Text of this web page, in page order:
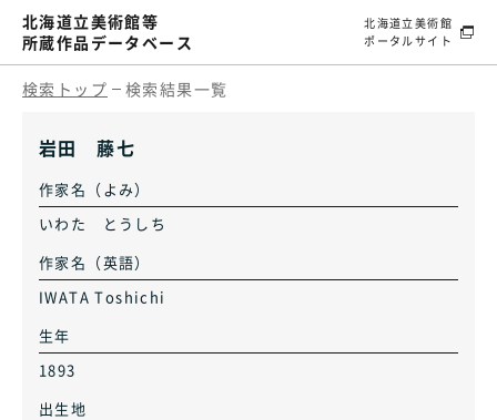
北海道立美術館等
所蔵作品データベース
北海道立美術館
ポータルサイト
検索トップ 検索結果一覧
岩田 藤七
作家名（よみ）
いわた とうしち
作家名（英語）
IWATA Toshichi
生年
1893
出生地